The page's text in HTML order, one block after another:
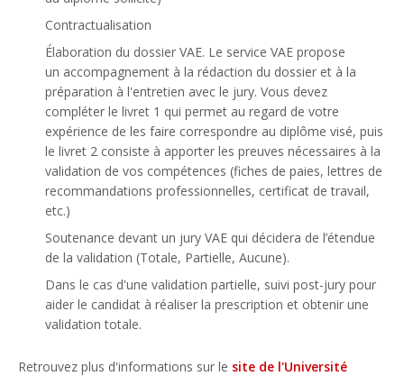
Contractualisation
Élaboration du dossier VAE. Le service VAE propose
un accompagnement à la rédaction du dossier et à la
préparation à l'entretien avec le jury. Vous devez
compléter le livret 1 qui permet au regard de votre
expérience de les faire correspondre au diplôme visé, puis
le livret 2 consiste à apporter les preuves nécessaires à la
validation de vos compétences (fiches de paies, lettres de
recommandations professionnelles, certificat de travail,
etc.)
Soutenance devant un jury VAE qui décidera de l’étendue
de la validation (Totale, Partielle, Aucune).
Dans le cas d'une validation partielle, suivi post-jury pour
aider le candidat à réaliser la prescription et obtenir une
validation totale.
Retrouvez plus d'informations sur le site de l'Université